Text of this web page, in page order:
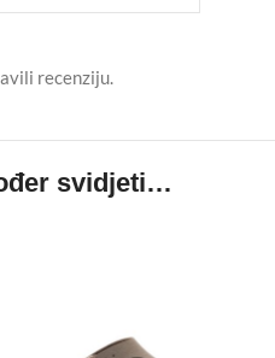
recenziju.
svidjeti…